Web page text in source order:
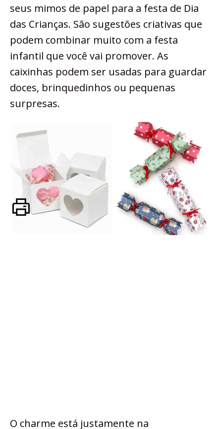
seus mimos de papel para a festa de Dia
das Crianças. São sugestões criativas que
podem combinar muito com a festa
infantil que você vai promover. As
caixinhas podem ser usadas para guardar
doces, brinquedinhos ou pequenas
surpresas.
O charme está justamente na